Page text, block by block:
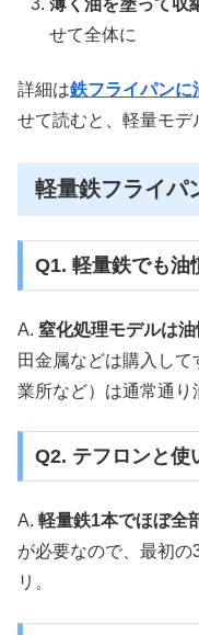
薄く油を塗って収
せて全体に
詳細は鉄フライパンに
せて読むと、軽量モデ
軽量鉄フライパ
Q1. 軽量鉄でも油
A. 窒化処理モデルは
田金属などは購入し
業所など）は通常通り
Q2. テフロンと使
A. 軽量鉄1本でほぼ全
が必要なので、最初
リ。